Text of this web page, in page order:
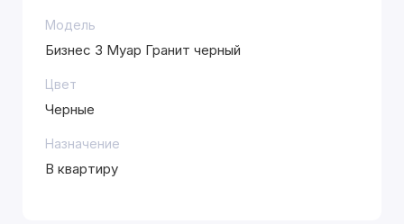
Модель
Бизнес 3 Муар Гранит черный
Цвет
Черные
Назначение
В квартиру